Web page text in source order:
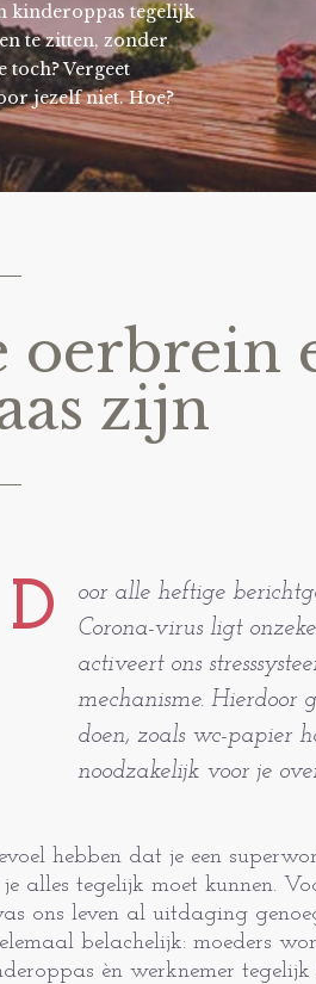
kinderoppas tegelijk
te zitten, zonder
toch? Vergeet
jezelf niet. Hoe?
oerbrein
zijn
D
oor alle heftige
Corona-virus ligt
activeert ons
mechanisme. Hierdoor
doen, zoals wc-papier
noodzakelijk voor je
hebben dat je een
alles tegelijk moet kunnen.
ons leven al uitdaging
belachelijk: moeders
èn werknemer tegelijk